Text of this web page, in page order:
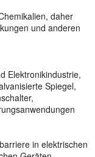
daher
und anderen
Elektronikindustrie,
Spiegel,
in elektrischen